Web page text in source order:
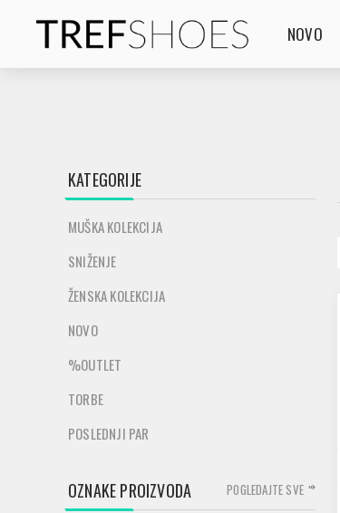
NOVO
KATEGORIJE
MUŠKA KOLEKCIJA
SNIŽENJE
ŽENSKA KOLEKCIJA
NOVO
%OUTLET
TORBE
POSLEDNJI PAR
OZNAKE PROIZVODA POGLEDAJTE SVE